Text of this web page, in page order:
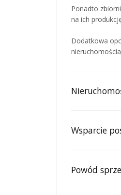
Ponadto
na ich
Dodatkowa
Wsparcie
Powód